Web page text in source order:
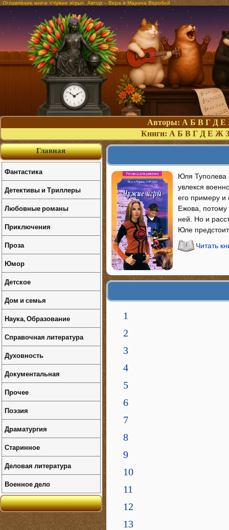
Оглавление книги «Чужие игры». Автор – Вера и Марина Воробей
Авторы: А Б В Г Д Е
Книги: А Б В Г Д Е Ж З
Юля Туполева
увлекся
его примеру и
Ежова, потому
ней. Но и
Юле
Читать
1
2
3
4
5
6
7
8
9
10
11
12
13
Главная
Фантастика
Детективы и Триллеры
Любовные романы
Приключения
Проза
Юмор
Детское
Дом и семья
Наука, Образование
Справочная литература
Духовность
Документальная
Прочее
Поэзия
Драматургия
Старинное
Деловая литература
Военное дело